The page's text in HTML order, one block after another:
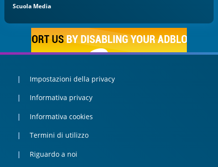
Scuola Media
Impostazioni della privacy
Informativa privacy
Informativa cookies
Termini di utilizzo
Riguardo a noi